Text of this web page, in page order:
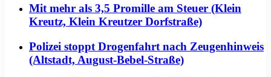
Mit mehr als 3,5 Promille am Steuer (Klein
Kreutz, Klein Kreutzer Dorfstraße)
Polizei stoppt Drogenfahrt nach Zeugenhinweis
(Altstadt, August-Bebel-Straße)